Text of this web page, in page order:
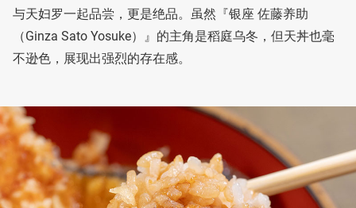
与天妇罗一起品尝，更是绝品。虽然『银座 佐藤养助
（Ginza Sato Yosuke）』的主角是稻庭乌冬，但天丼也毫
不逊色，展现出强烈的存在感。